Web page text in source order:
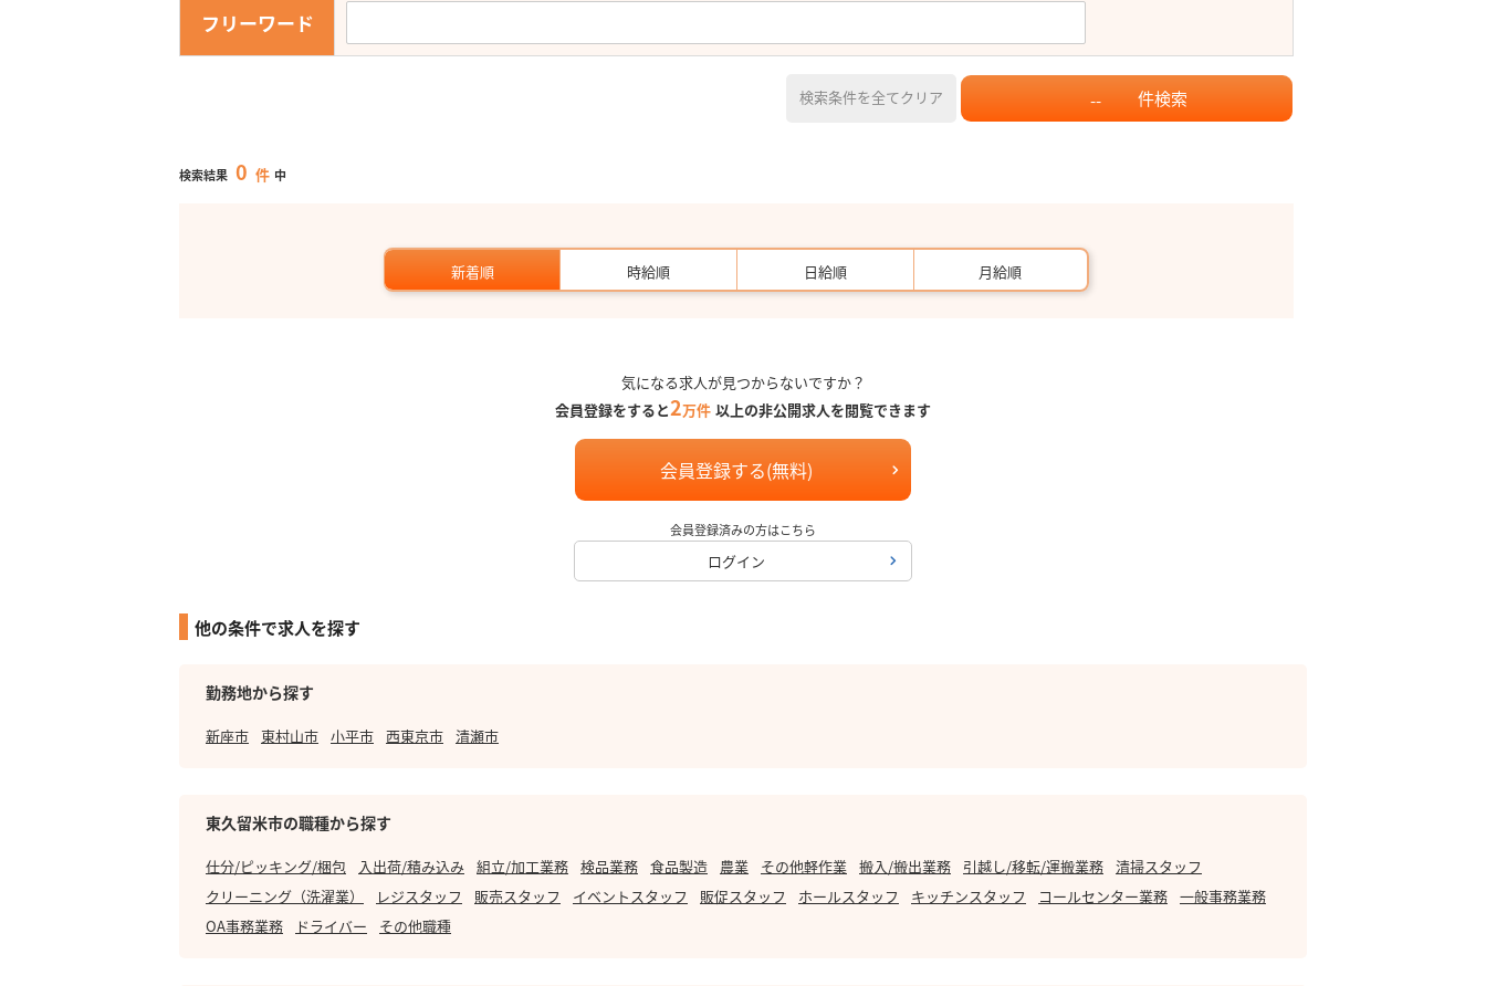
フリーワード
検索条件を全てクリア -- 件検索
検索結果 0 件 中
新着順 時給順 日給順 月給順
気になる求人が見つからないですか？
会員登録をすると2万件 以上の非公開求人を閲覧できます
会員登録する(無料)
会員登録済みの方はこちら
ログイン
他の条件で求人を探す
勤務地から探す
新座市 東村山市 小平市 西東京市 清瀬市
東久留米市の職種から探す
仕分/ピッキング/梱包 入出荷/積み込み 組立/加工業務 検品業務 食品製造 農業 その他軽作業 搬入/搬出業務 引越し/移転/運搬業務 清掃スタッフ
クリーニング（洗濯業）
レジスタッフ 販売スタッフ イベントスタッフ 販促スタッフ ホールスタッフ キッチンスタッフ コールセンター業務 一般事務業務
OA事務業務
ドライバー その他職種